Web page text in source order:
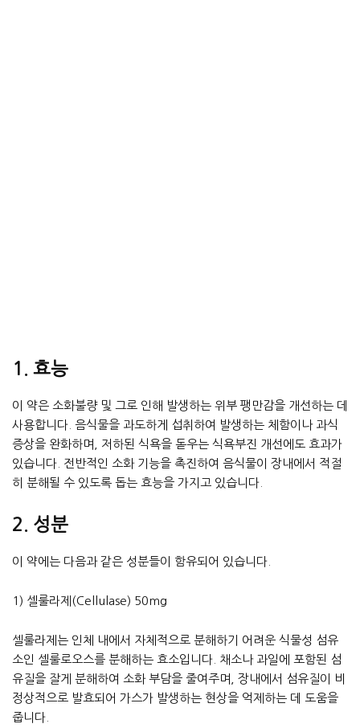
1. 효능
이 약은 소화불량 및 그로 인해 발생하는 위부 팽만감을 개선하는 데
사용합니다. 음식물을 과도하게 섭취하여 발생하는 체함이나 과식
증상을 완화하며, 저하된 식욕을 돋우는 식욕부진 개선에도 효과가
있습니다. 전반적인 소화 기능을 촉진하여 음식물이 장내에서 적절
히 분해될 수 있도록 돕는 효능을 가지고 있습니다.
2. 성분
이 약에는 다음과 같은 성분들이 함유되어 있습니다.
1) 셀룰라제(Cellulase) 50mg
셀룰라제는 인체 내에서 자체적으로 분해하기 어려운 식물성 섬유
소인 셀룰로오스를 분해하는 효소입니다. 채소나 과일에 포함된 섬
유질을 잘게 분해하여 소화 부담을 줄여주며, 장내에서 섬유질이 비
정상적으로 발효되어 가스가 발생하는 현상을 억제하는 데 도움을
줍니다.